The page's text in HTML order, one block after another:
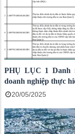
PHỤ LỤC 1 Danh
doanh nghiệp thực
20/05/2025